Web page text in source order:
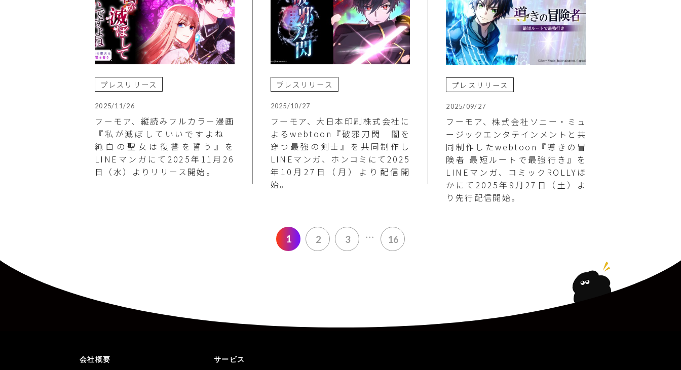
プレスリリース
2025/11/26
フーモア、縦読みフルカラー漫画
『私が滅ぼしていいですよね
純白の聖女は復讐を誓う』を
LINEマンガにて2025年11月26
日（水）よりリリース開始。
プレスリリース
2025/10/27
フーモア、大日本印刷株式会社に
よるwebtoon『破邪刀閃 闇を
穿つ最強の剣士』を共同制作し
LINEマンガ、ホンコミにて2025
年10月27日（月）より配信開
始。
プレスリリース
2025/09/27
フーモア、株式会社ソニー・ミュ
ージックエンタテインメントと共
同制作したwebtoon『導きの冒
険者 最短ルートで最強行き』を
LINEマンガ、コミックROLLYほ
かにて2025年9月27日（土）よ
り先行配信開始。
1 2 3 ... 16
会社概要 サービス